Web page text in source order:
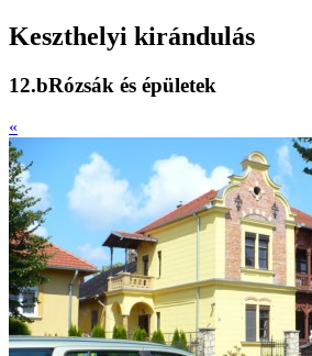
Keszthelyi kirándulás
12.bRózsák és épületek
«